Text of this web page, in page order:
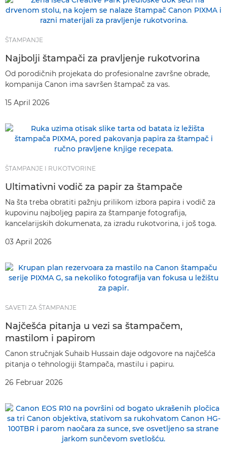
ŠTAMPANJE
Najbolji štampači za pravljenje rukotvorina
Od porodičnih projekata do profesionalne završne obrade,
kompanija Canon ima savršen štampač za vas.
15 April 2026
ŠTAMPANJE I RUKOTVORINE
Ultimativni vodič za papir za štampače
Na šta treba obratiti pažnju prilikom izbora papira i vodič za
kupovinu najboljeg papira za štampanje fotografija,
kancelarijskih dokumenata, za izradu rukotvorina, i još toga.
03 April 2026
SAVETI ZA ŠTAMPANJE
Najčešća pitanja u vezi sa štampačem,
mastilom i papirom
Canon stručnjak Suhaib Hussain daje odgovore na najčešća
pitanja o tehnologiji štampača, mastilu i papiru.
26 Februar 2026